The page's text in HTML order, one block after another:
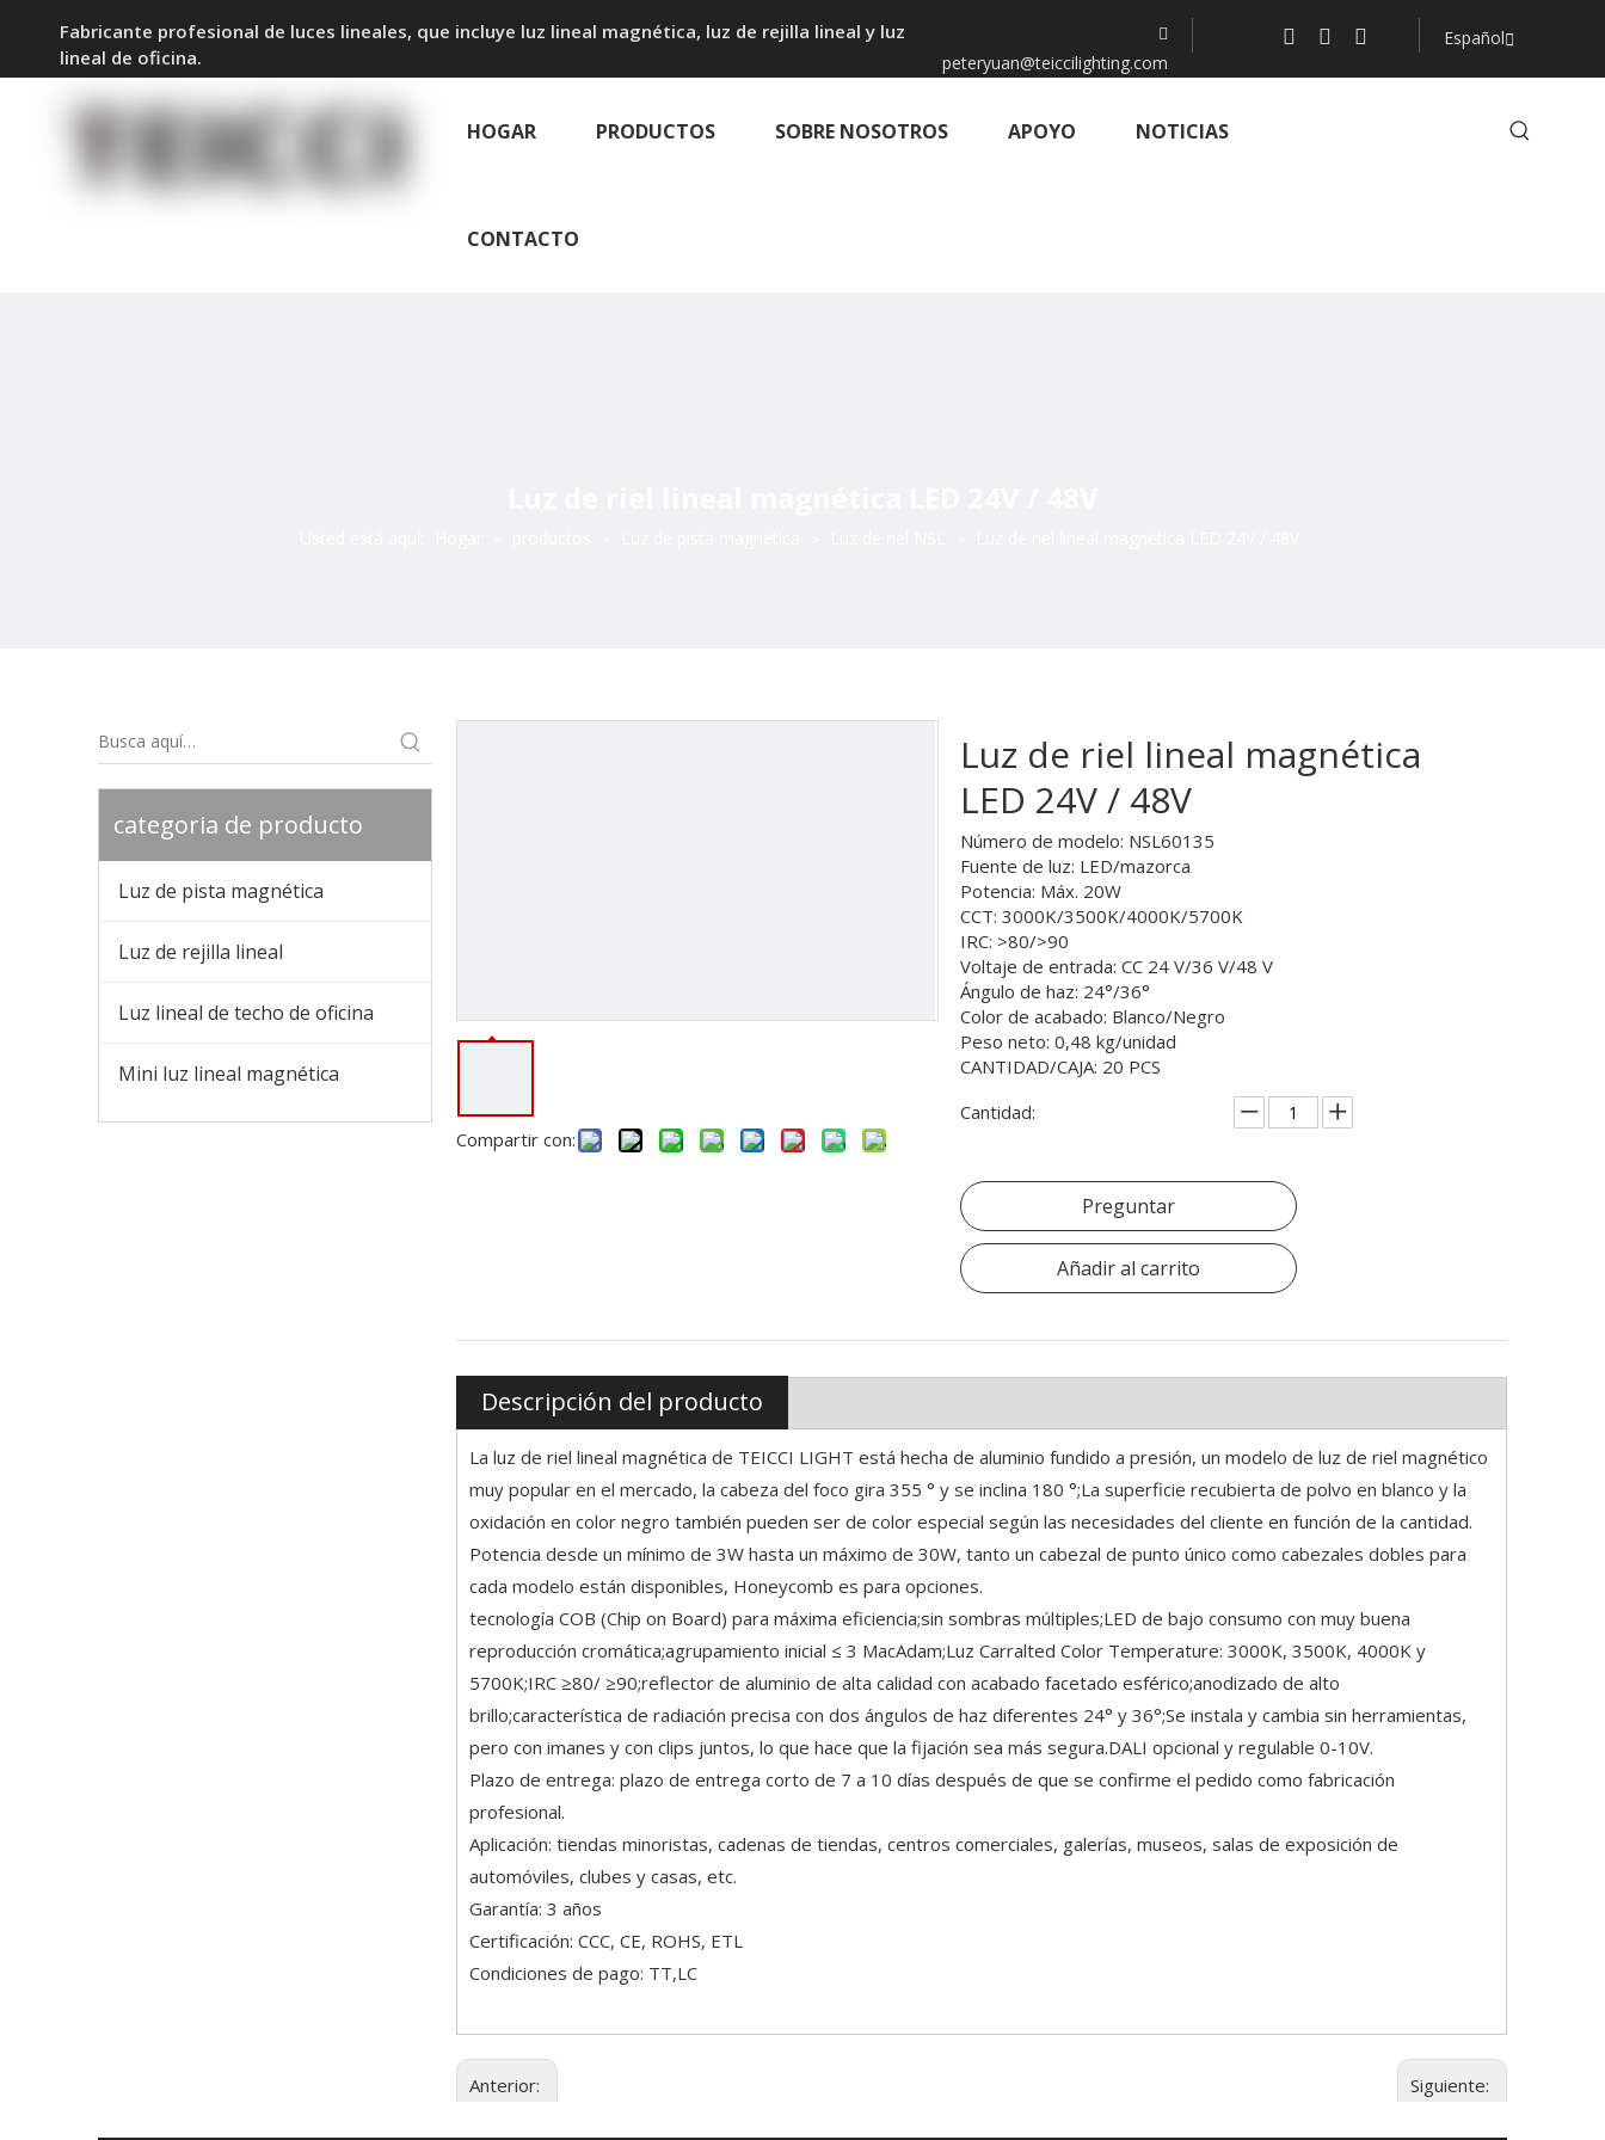
Fabricante profesional de luces lineales, que incluye luz lineal magnética, luz de rejilla lineal y luz
lineal de oficina.

peteryuan@teiccilighting.com
Español
HOGAR PRODUCTOS SOBRE NOSOTROS APOYO NOTICIAS
CONTACTO
categoria de producto
Luz de pista magnética
Luz de rejilla lineal
Luz lineal de techo de oficina
Mini luz lineal magnética
Compartir con:
Luz de riel lineal magnética
LED 24V / 48V
Número de modelo: NSL60135
Fuente de luz: LED/mazorca
Potencia: Máx. 20W
CCT: 3000K/3500K/4000K/5700K
IRC: >80/>90
Voltaje de entrada: CC 24 V/36 V/48 V
Ángulo de haz: 24°/36°
Color de acabado: Blanco/Negro
Peso neto: 0,48 kg/unidad
CANTIDAD/CAJA: 20 PCS
Cantidad:
Preguntar
Añadir al carrito
Descripción del producto
La luz de riel lineal magnética de TEICCI LIGHT está hecha de aluminio fundido a presión, un modelo de luz de riel magnético
muy popular en el mercado, la cabeza del foco gira 355 ° y se inclina 180 °;La superficie recubierta de polvo en blanco y la
oxidación en color negro también pueden ser de color especial según las necesidades del cliente en función de la cantidad.
Potencia desde un mínimo de 3W hasta un máximo de 30W, tanto un cabezal de punto único como cabezales dobles para
cada modelo están disponibles, Honeycomb es para opciones.
tecnología COB (Chip on Board) para máxima eficiencia;sin sombras múltiples;LED de bajo consumo con muy buena
reproducción cromática;agrupamiento inicial ≤ 3 MacAdam;Luz Carralted Color Temperature: 3000K, 3500K, 4000K y
5700K;IRC ≥80/ ≥90;reflector de aluminio de alta calidad con acabado facetado esférico;anodizado de alto
brillo;característica de radiación precisa con dos ángulos de haz diferentes 24° y 36°;Se instala y cambia sin herramientas,
pero con imanes y con clips juntos, lo que hace que la fijación sea más segura.DALI opcional y regulable 0-10V.
Plazo de entrega: plazo de entrega corto de 7 a 10 días después de que se confirme el pedido como fabricación
profesional.
Aplicación: tiendas minoristas, cadenas de tiendas, centros comerciales, galerías, museos, salas de exposición de
automóviles, clubes y casas, etc.
Garantía: 3 años
Certificación: CCC, CE, ROHS, ETL
Condiciones de pago: TT,LC
Anterior: Siguiente: